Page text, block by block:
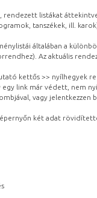
rendezett listákat
tanszékek, ill.
általában a
Az aktuális
kettős >> nyílhegyek
link már védett, nem
vagy
két adat